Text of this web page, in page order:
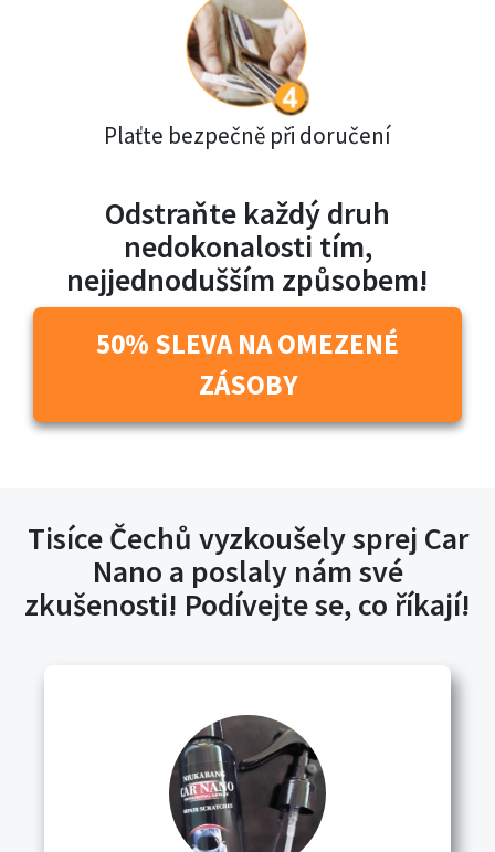
Plaťte bezpečně při doručení
Odstraňte každý druh
nedokonalosti tím,
nejjednodušším způsobem!
50% SLEVA NA OMEZENÉ
ZÁSOBY
Tisíce Čechů vyzkoušely sprej Car
Nano a poslaly nám své
zkušenosti! Podívejte se, co říkají!